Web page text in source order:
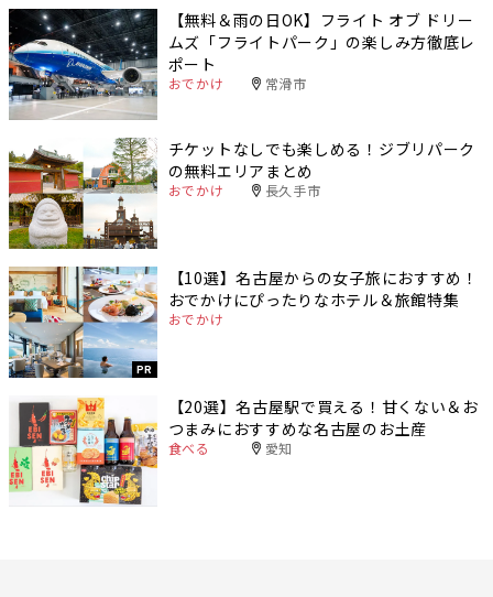
【無料＆雨の日OK】フライト オブ ドリー
ムズ「フライトパーク」の楽しみ方徹底レ
ポート
おでかけ 常滑市
チケットなしでも楽しめる！ジブリパーク
の無料エリアまとめ
おでかけ 長久手市
PR
【10選】名古屋からの女子旅におすすめ！
おでかけにぴったりなホテル＆旅館特集
おでかけ
【20選】名古屋駅で買える！甘くない＆お
つまみにおすすめな名古屋のお土産
食べる 愛知